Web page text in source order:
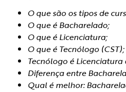
O que são os tipos de
O que é Bacharelado;
O que é Licenciatura;
O que é Tecnólogo (CST);
Tecnólogo é Licenciatura
Diferença entre
Qual é melhor: